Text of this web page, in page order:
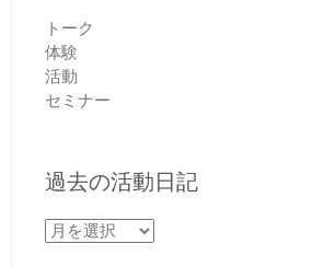
トーク
体験
活動
セミナー
過去の活動日記
過